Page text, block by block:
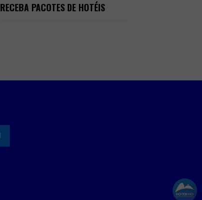
RECEBA PACOTES DE HOTÉIS